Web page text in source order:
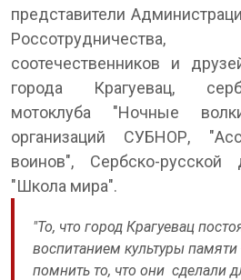
представители
соотечественников и
города Крагуевац,
мотоклуба "Ночные
организаций СУБНОР,
воинов", Сербско-
"Школа мира".
"То, что город Крагуевац
воспитанием культуры
помнить то, что они сделали